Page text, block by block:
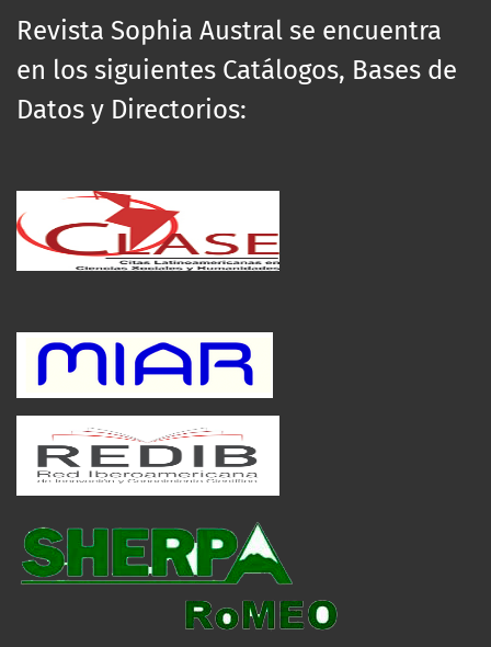
Revista Sophia Austral se encuentra
en los siguientes Catálogos, Bases de
Datos y Directorios: